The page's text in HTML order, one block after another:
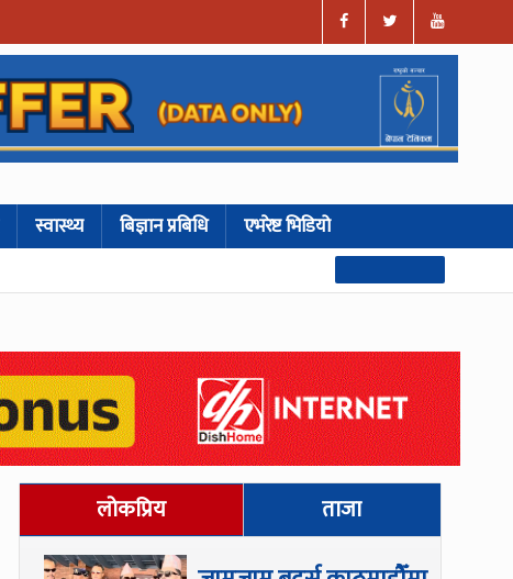
स्वास्थ्य बिज्ञान प्रबिधि एभरेष्ट भिडियो
लोकप्रिय ताजा